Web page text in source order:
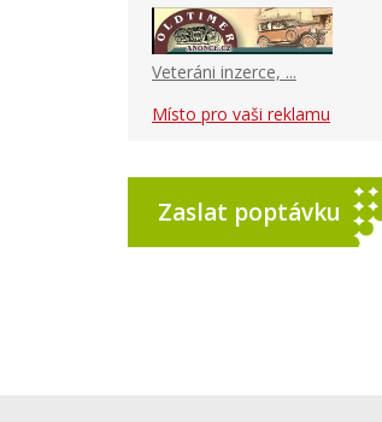
Veteráni inzerce, ...
Místo pro vaši reklamu
Zaslat poptávku